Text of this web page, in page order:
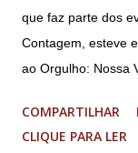
que faz parte dos
Contagem, esteve
ao Orgulho: Nossa
município. A
preparada com um
COMPARTILHAR
CLIQUE PARA LER